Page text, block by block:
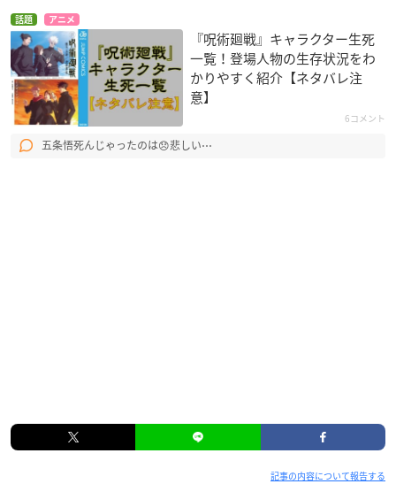
話題 アニメ
『呪術廻戦』キャラクター生死
一覧！登場人物の生存状況をわ
かりやすく紹介【ネタバレ注
意】
6コメント
五条悟死んじゃったのは😞悲しい⋯
記事の内容について報告する